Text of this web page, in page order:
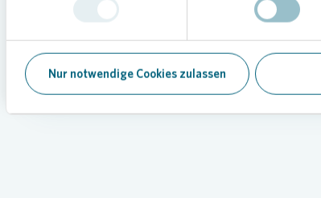
Nur notwendige Cookies zulassen
GmbH bezüglich eines